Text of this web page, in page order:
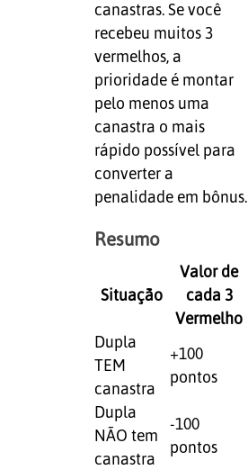
canastras. Se você
recebeu muitos 3
vermelhos, a
prioridade é montar
pelo menos uma
canastra o mais
rápido possível para
converter a
penalidade em bônus.
Resumo
Situação
Valor de
cada 3
Vermelho
Dupla
TEM
canastra
+100
pontos
Dupla
NÃO tem
canastra
-100
pontos